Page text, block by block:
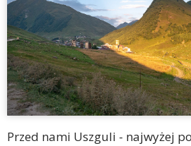
Przed nami Uszguli - najwyżej